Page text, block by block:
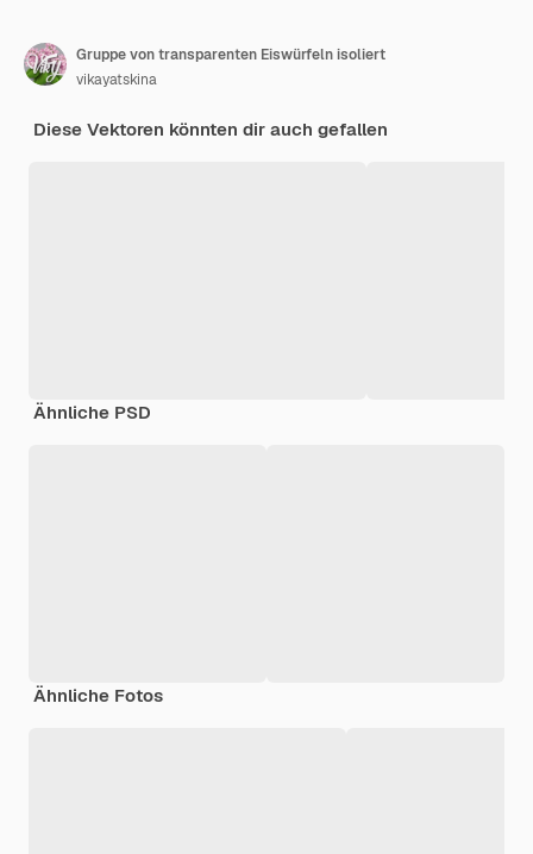
Gruppe von transparenten Eiswürfeln isoliert
vikayatskina
Diese Vektoren könnten dir auch gefallen
Ähnliche PSD
Ähnliche Fotos